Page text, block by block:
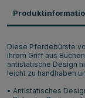
Diese Pferdebürste
ihrem Griff aus
antistatische Design
leicht zu handhaben
• Antistatisches